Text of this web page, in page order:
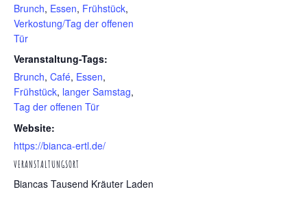
Brunch, Essen, Frühstück,
Verkostung/Tag der offenen
Tür
Veranstaltung-Tags:
Brunch, Café, Essen,
Frühstück, langer Samstag,
Tag der offenen Tür
Website:
https://bianca-ertl.de/
VERANSTALTUNGSORT
Biancas Tausend Kräuter Laden